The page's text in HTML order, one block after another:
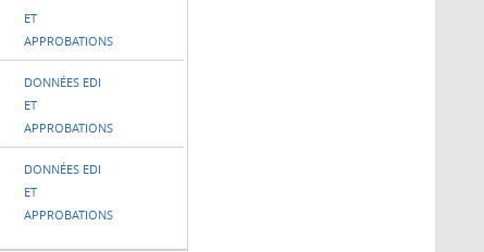
ET
APPROBATIONS
DONNÉES EDI
ET
APPROBATIONS
DONNÉES EDI
ET
APPROBATIONS